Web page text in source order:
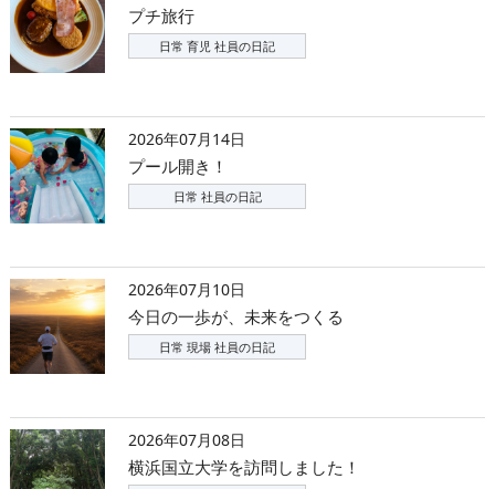
プチ旅行
日常 育児 社員の日記
2026年07月14日
プール開き！
日常 社員の日記
2026年07月10日
今日の一歩が、未来をつくる
日常 現場 社員の日記
2026年07月08日
横浜国立大学を訪問しました！